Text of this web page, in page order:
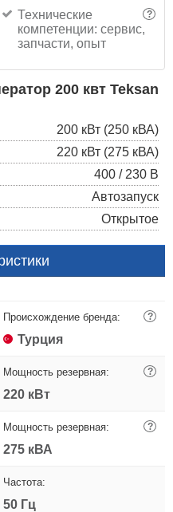
?
Технические
компетенции: сервис,
запчасти, опыт
200 квт Teksan
200 кВт (250 кВА)
220 кВт (275 кВА)
400 / 230 В
Автозапуск
Открытое
Происхождение бренда: ?
Турция
Мощность резервная: ?
220 кВт
Мощность резервная: ?
275 кВА
Частота:
50 Гц